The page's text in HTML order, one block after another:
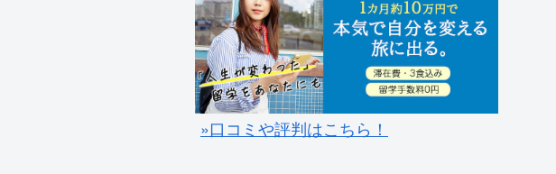
»口コミや評判はこちら！